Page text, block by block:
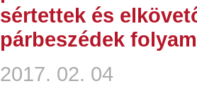
sértettek és
párbeszédek
2017. 02. 04